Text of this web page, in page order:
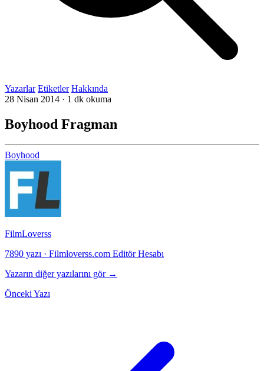
Yazarlar Etiketler Hakkında
28 Nisan 2014 · 1 dk okuma
Boyhood Fragman
Boyhood
FilmLoverss
7890 yazı · Filmloverss.com Editör Hesabı
Yazarın diğer yazılarını gör →
Önceki Yazı